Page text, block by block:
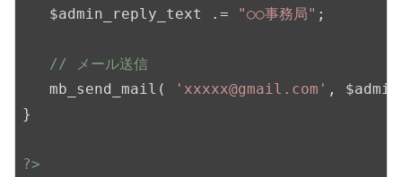
   $admin_reply_text .=
"○○事務局" ;
// メール送信
   mb_send_mail(
'xxxxx@gmail.com' ,
}
?>